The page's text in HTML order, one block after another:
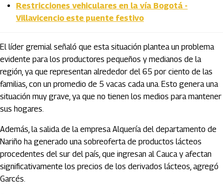
Restricciones vehiculares en la vía Bogotá -
Villavicencio este puente festivo
El líder gremial señaló que esta situación plantea un problema
evidente para los productores pequeños y medianos de la
región, ya que representan alrededor del 65 por ciento de las
familias, con un promedio de 5 vacas cada una. Esto genera una
situación muy grave, ya que no tienen los medios para mantener
sus hogares.
Además, la salida de la empresa Alquería del departamento de
Nariño ha generado una sobreoferta de productos lácteos
procedentes del sur del país, que ingresan al Cauca y afectan
significativamente los precios de los derivados lácteos, agregó
Garcés.